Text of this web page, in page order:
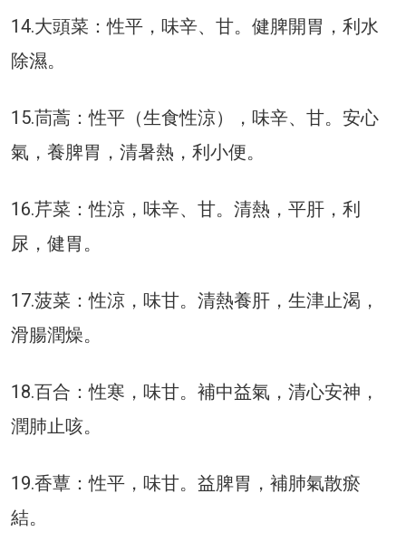
14.大頭菜：性平，味辛、甘。健脾開胃，利水
除濕。
15.茼蒿：性平（生食性涼），味辛、甘。安心
氣，養脾胃，清暑熱，利小便。
16.芹菜：性涼，味辛、甘。清熱，平肝，利
尿，健胃。
17.菠菜：性涼，味甘。清熱養肝，生津止渴，
滑腸潤燥。
18.百合：性寒，味甘。補中益氣，清心安神，
潤肺止咳。
19.香蕈：性平，味甘。益脾胃，補肺氣散瘀
結。